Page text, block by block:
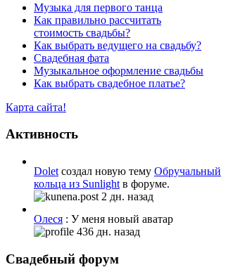
Музыка для первого танца
Как правильно рассчитать
стоимость свадьбы?
Как выбрать ведущего на свадьбу?
Свадебная фата
Музыкальное оформление свадьбы
Как выбрать свадебное платье?
Карта сайта!
Активность
Dolet создал новую тему Обручальный
кольца из Sunlight в форуме.
2 дн. назад
Олеся : У меня новый аватар
436 дн. назад
Свадебный форум